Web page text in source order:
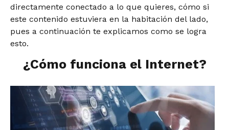
directamente conectado a lo que quieres, cómo si
este contenido estuviera en la habitación del lado,
pues a continuación te explicamos como se logra
esto.
¿Cómo funciona el Internet?